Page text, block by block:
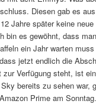
Diesen gab es
Jahre später keine
bin es gewöhnt, dass
ein Jahr warten
jetzt endlich die
zur Verfügung steht, ist
bereits zu sehen war,
Prime am Sonntag.